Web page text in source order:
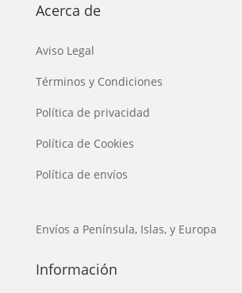
Acerca de
Aviso Legal
Términos y Condiciones
Política de privacidad
Política de Cookies
Política de envíos
Envíos a Península, Islas, y Europa
Información